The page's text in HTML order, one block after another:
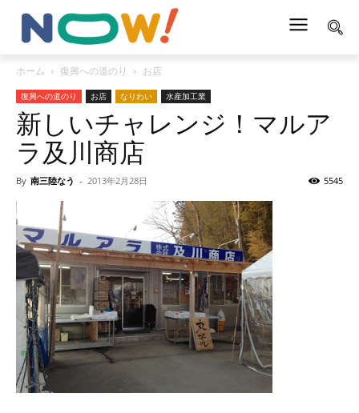
ホーム 復興への道のり お店
復興への道のり お店 なりわい 水産加工業
新しいチャレンジ！マルア
ラ及川商店
By 南三陸なう - 2013年2月28日 5545